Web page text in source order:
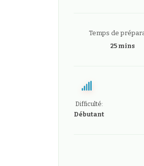
Temps de
25 mins
Difficulté:
Débutant